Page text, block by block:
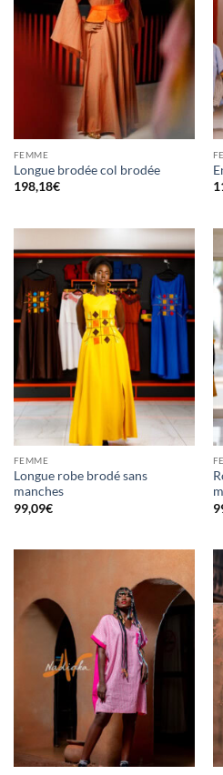
FEMME
Longue brodée col brodée
198,18€
FEMME
Longue robe brodé sans
manches
99,09€